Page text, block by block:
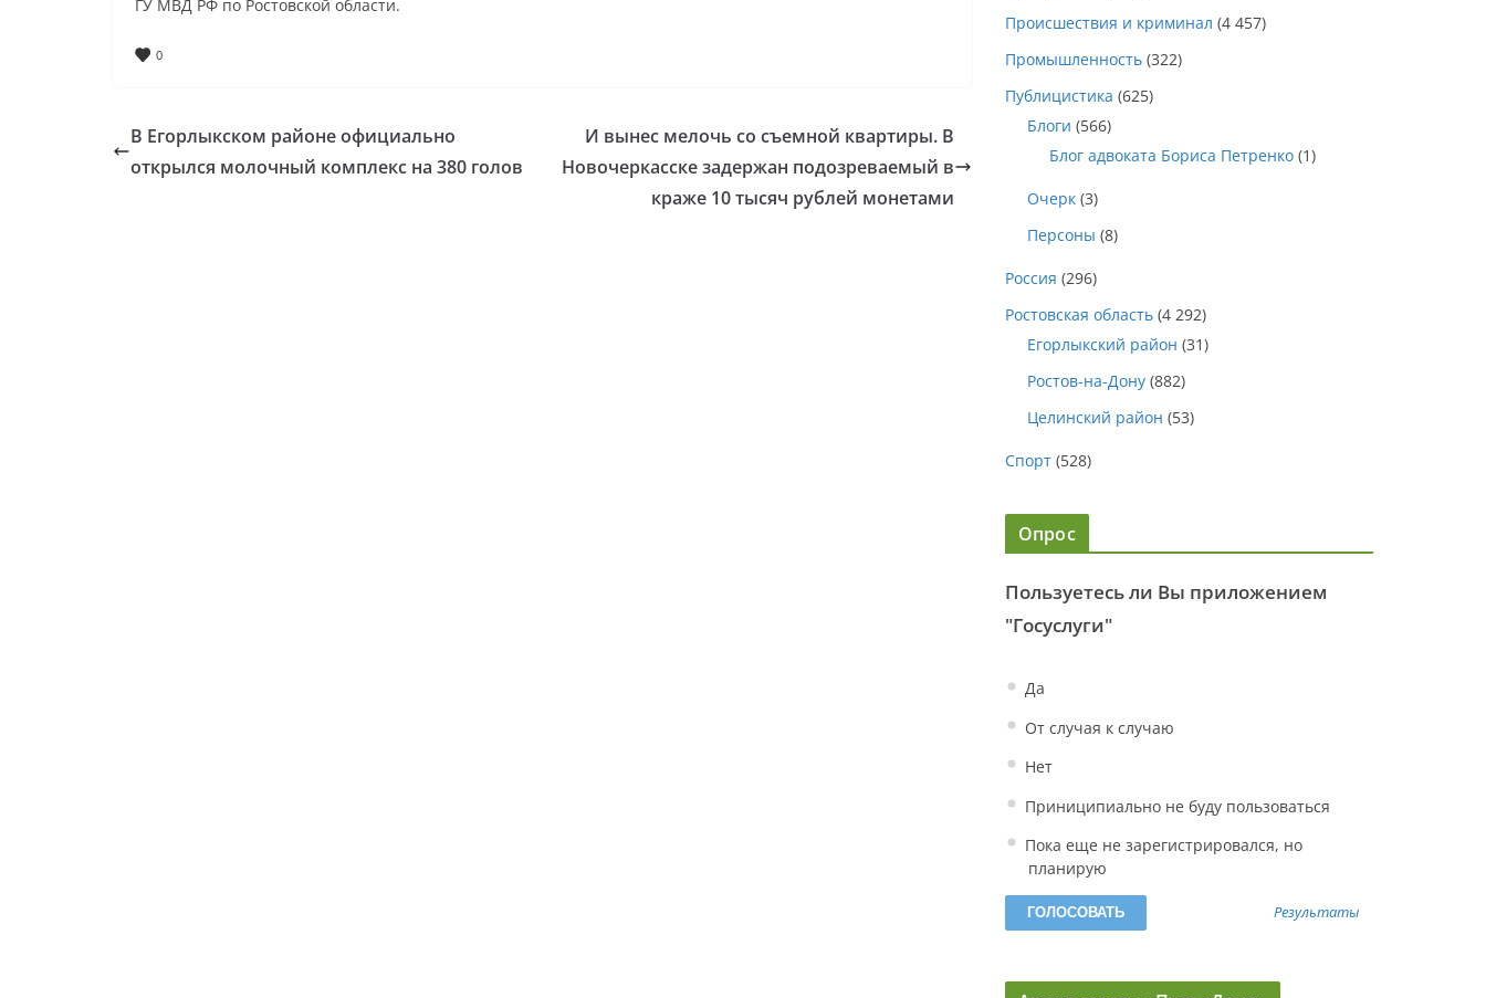
ГУ МВД РФ по Ростовской области.
0
В Егорлыкском районе официально
открылся молочный комплекс на 380 голов
И вынес мелочь со съемной квартиры. В
Новочеркасске задержан подозреваемый в
краже 10 тысяч рублей монетами
Происшествия и криминал (4 457)
Промышленность (322)
Публицистика (625)
Блоги (566)
Блог адвоката Бориса Петренко (1)
Очерк (3)
Персоны (8)
Россия (296)
Ростовская область (4 292)
Егорлыкский район (31)
Ростов-на-Дону (882)
Целинский район (53)
Спорт (528)
Опрос
Пользуетесь ли Вы приложением
"Госуслуги"
Да
От случая к случаю
Нет
Приниципиально не буду пользоваться
Пока еще не зарегистрировался, но
планирую
Результаты